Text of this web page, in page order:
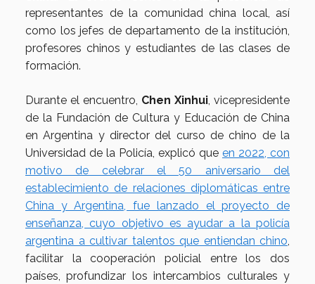
representantes de la comunidad china local, así
como los jefes de departamento de la institución,
profesores chinos y estudiantes de las clases de
formación.
Durante el encuentro, Chen Xinhui, vicepresidente
de la Fundación de Cultura y Educación de China
en Argentina y director del curso de chino de la
Universidad de la Policía, explicó que en 2022, con
motivo de celebrar el 50 aniversario del
establecimiento de relaciones diplomáticas entre
China y Argentina, fue lanzado el proyecto de
enseñanza, cuyo objetivo es ayudar a la policía
argentina a cultivar talentos que entiendan chino,
facilitar la cooperación policial entre los dos
países, profundizar los intercambios culturales y